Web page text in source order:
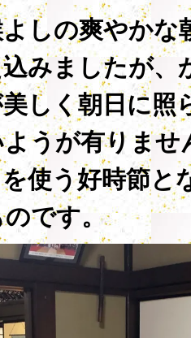
しの爽やかな
みましたが、
しく朝日に照
うが有りませ
使う好時節と
です。